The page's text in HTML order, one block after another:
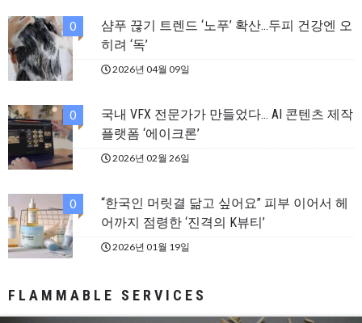
0
샴푸 끊기 트렌드 ‘노푸’ 확산…두피 건강엔 오
히려 ‘독’
2026년 04월 09일
0
국내 VFX 전문가가 만들었다… AI 콘텐츠 제작
플랫폼 ‘에이크론’
2026년 02월 26일
0
“한국인 머릿결 닮고 싶어요” 피부 이어서 헤
어까지 점령한 ‘진격의 K뷰티’
2026년 01월 19일
FLAMMABLE SERVICES